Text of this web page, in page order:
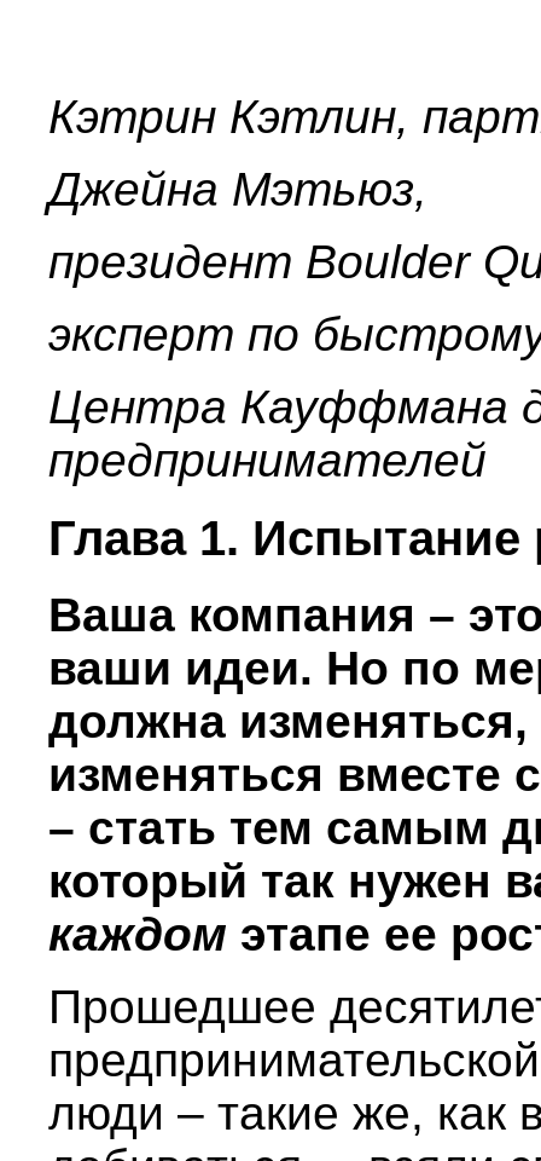
Кэтрин Кэтлин,
Джейна Мэтьюз,
президент Boulder
эксперт по
Центра Кауффмана
предпринимателей
Глава 1. Испытание
Ваша компания –
ваши идеи. Но по
должна
изменяться вместе
– стать тем самым
который так нужен
каждом этапе ее
Прошедшее
люди – такие же, как